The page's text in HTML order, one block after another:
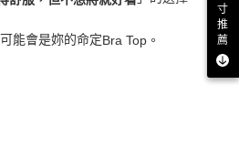
可能會是妳的命定Bra Top。
寸
推
薦